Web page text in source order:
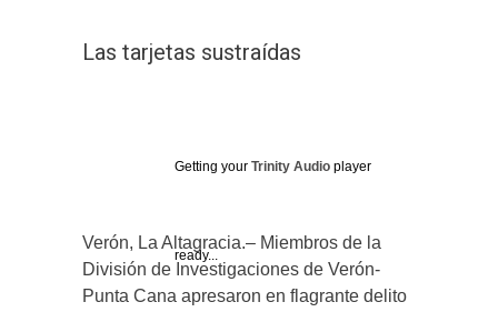
Las tarjetas sustraídas
Getting your Trinity Audio player
ready...
Verón, La Altagracia.– Miembros de la
División de Investigaciones de Verón-
Punta Cana apresaron en flagrante delito